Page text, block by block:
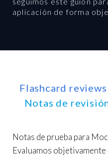
aplicación de forma
Flashcard reviews
Notas de
Notas de prueba para
Evaluamos objetivamente